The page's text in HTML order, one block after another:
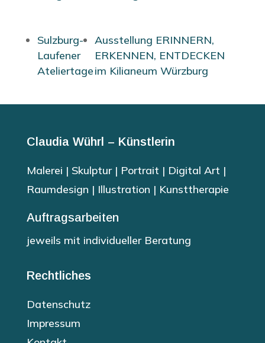
Sulzburg-
Laufener
Ateliertage
Ausstellung ERINNERN,
ERKENNEN, ENTDECKEN
im Kilianeum Würzburg
Claudia Wührl – Künstlerin
Malerei | Skulptur | Portrait | Digital Art |
Raumdesign | Illustration | Kunsttherapie
Auftragsarbeiten
jeweils mit individueller Beratung
Rechtliches
Datenschutz
Impressum